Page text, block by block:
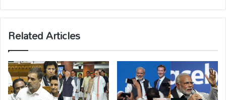
bsi
te
Related Articles